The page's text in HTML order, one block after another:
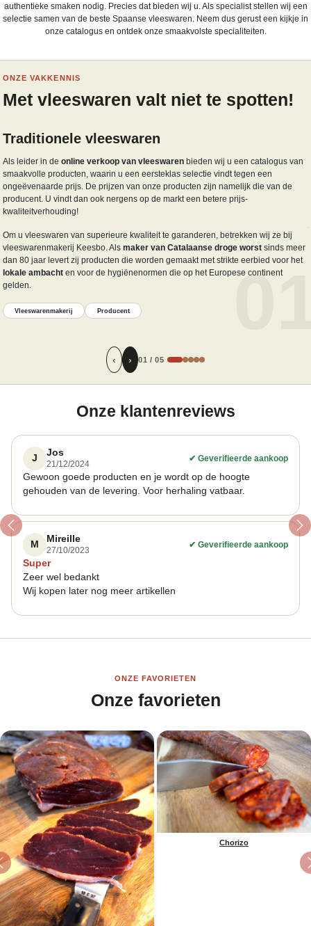
authentieke smaken nodig. Precies dat bieden wij u. Als specialist stellen wij een
selectie samen van de beste Spaanse vleeswaren. Neem dus gerust een kijkje in
onze catalogus en ontdek onze smaakvolste specialiteiten.
ONZE VAKKENNIS
Met vleeswaren valt niet te spotten!
Traditionele vleeswaren
Als leider in de online verkoop van vleeswaren bieden wij u een catalogus van
smaakvolle producten, waarin u een eersteklas selectie vindt tegen een
ongeëvenaarde prijs. De prijzen van onze producten zijn namelijk die van de
producent. U vindt dan ook nergens op de markt een betere prijs-
kwaliteitverhouding!
Om u vleeswaren van superieure kwaliteit te garanderen, betrekken wij ze bij
vleeswarenmakerij Keesbo. Als maker van Catalaanse droge worst sinds meer
dan 80 jaar levert zij producten die worden gemaakt met strikte eerbied voor het
lokale ambacht en voor de hygiënenormen die op het Europese continent
gelden.
Vleeswarenmakerij Producent
‹ › 01 /05
Onze klantenreviews
J
Jos
21/12/2024
✔ Geverifieerde aankoop
Gewoon goede producten en je wordt op de hoogte
gehouden van de levering. Voor herhaling vatbaar.
M
Mireille
27/10/2023
✔ Geverifieerde aankoop
Super
Zeer wel bedankt
Wij kopen later nog meer artikellen
Previous
ONZE FAVORIETEN
Onze favorieten
Chorizo